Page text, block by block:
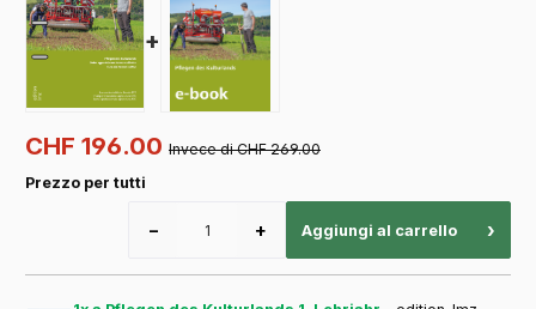
+
CHF 196.00 Invece di CHF 269.00
Prezzo per tutti
− + Aggiungi al carrello ›